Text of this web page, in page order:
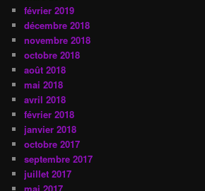
février 2019
décembre 2018
novembre 2018
octobre 2018
août 2018
mai 2018
avril 2018
février 2018
janvier 2018
octobre 2017
septembre 2017
juillet 2017